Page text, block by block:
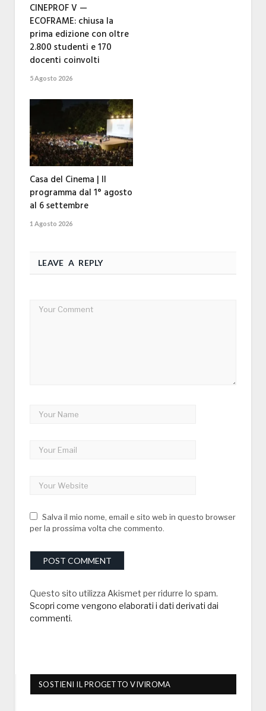
CINEPROF V —
ECOFRAME: chiusa la
prima edizione con oltre
2.800 studenti e 170
docenti coinvolti
5 Agosto 2026
Casa del Cinema | Il
programma dal 1° agosto
al 6 settembre
1 Agosto 2026
LEAVE A REPLY
Salva il mio nome, email e sito web in questo browser
per la prossima volta che commento.
Questo sito utilizza Akismet per ridurre lo spam.
Scopri come vengono elaborati i dati derivati dai
commenti.
SOSTIENI IL PROGETTO VIVIROMA